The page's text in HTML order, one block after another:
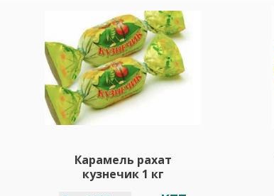
Карамель рахат
кузнечик 1 кг